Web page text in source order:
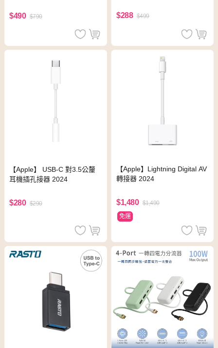
arKeep系列
$490 $790 $288 $499
【Apple】 USB-C 對3.5公釐
耳機插孔接器 2024
$280 $290
【Apple】Lightning Digital AV
轉接器 2024
$1,480 $1,490
免運